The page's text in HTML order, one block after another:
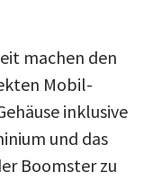
machen den
Mobil-
inklusive
und das
Boomster zu